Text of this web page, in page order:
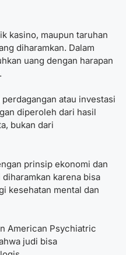
kasino, maupun taruhan
diharamkan. Dalam
uang dengan harapan
atau investasi
diperoleh dari hasil
bukan dari
prinsip ekonomi dan
karena bisa
kesehatan mental dan
American Psychiatric
judi bisa